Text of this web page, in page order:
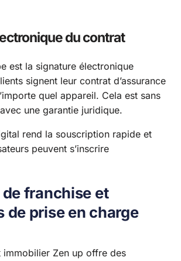
du contrat
est la signature électronique
signent leur contrat d’assurance
quel appareil. Cela est sans
une garantie juridique.
rend la souscription rapide et
peuvent s’inscrire
de franchise et
de prise en charge
immobilier Zen up offre des